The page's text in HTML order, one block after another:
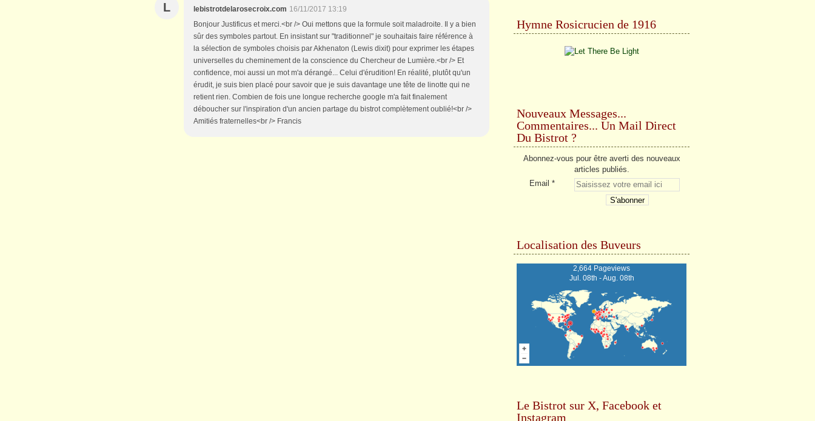
L lebistrotdelarosecroix.com 16/11/2017 13:19
Bonjour Justificus et merci.<br /> Oui mettons que la formule soit maladroite. Il y a bien
sûr des symboles partout. En insistant sur "traditionnel" je souhaitais faire référence à
la sélection de symboles choisis par Akhenaton (Lewis dixit) pour exprimer les étapes
universelles du cheminement de la conscience du Chercheur de Lumière.<br /> Et
confidence, moi aussi un mot m'a dérangé... Celui d'érudition! En réalité, plutôt qu'un
érudit, je suis bien placé pour savoir que je suis davantage une tête de linotte qui ne
retient rien. Combien de fois une longue recherche google m'a fait finalement
déboucher sur l'inspiration d'un ancien partage du bistrot complètement oublié!<br />
Amitiés fraternelles<br /> Francis
Hymne Rosicrucien de 1916
Nouveaux Messages...
Commentaires... Un Mail Direct
Du Bistrot ?
Abonnez-vous pour être averti des nouveaux
articles publiés.
Email
Localisation des Buveurs
2,664 Pageviews
Jul. 08th - Aug. 08th
Le Bistrot sur X, Facebook et
Instagram